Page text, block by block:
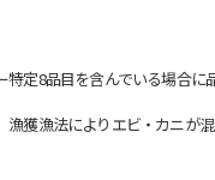
定8品目を含んでいる場合に
漁法によりエビ・カニが